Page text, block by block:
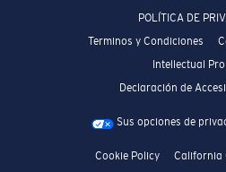
POLÍTICA DE
Terminos y Condiciones
Intellectual
Declaración de
Sus opciones de
Cookie Policy
California